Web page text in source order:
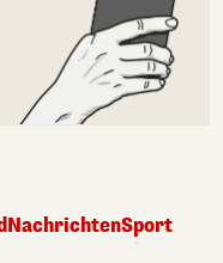
NachrichtenSport